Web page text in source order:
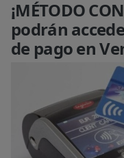
¡MÉTODO
podrán
de pago en